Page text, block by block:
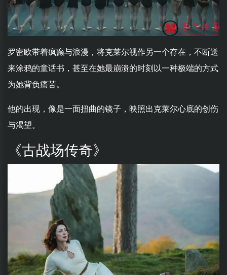
罗密欧带着疯癫与浪漫，将克莱尔视作另一个存在，不断送
来涂鸦的童话书，甚至在她最崩溃的时刻以一种极端的方式
为她背负痛苦。
他的出现，像是一面扭曲的镜子，映照出克莱尔心底的创伤
与渴望。
《古战场传奇》